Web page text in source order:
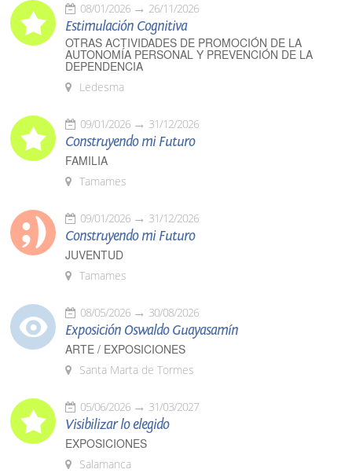
08/01/2026 26/11/2026
Estimulación Cognitiva
OTRAS ACTIVIDADES DE PROMOCIÓN DE LA
AUTONOMÍA PERSONAL Y PREVENCIÓN DE LA
DEPENDENCIA
Ledesma
09/01/2026 31/12/2026
Construyendo mi Futuro
FAMILIA
Tamames
09/01/2026 31/12/2026
Construyendo mi Futuro
JUVENTUD
Tamames
08/05/2026 30/08/2026
Exposición Oswaldo Guayasamín
ARTE / EXPOSICIONES
Santa Marta de Tormes
05/06/2026 31/03/2027
Visibilizar lo elegido
EXPOSICIONES
Salamanca